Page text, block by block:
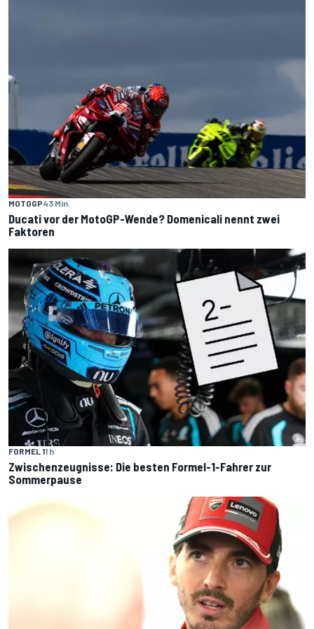
MOTOGP43 Min.
Ducati vor der MotoGP-Wende? Domenicali nennt zwei
Faktoren
FORMEL 11 h
Zwischenzeugnisse: Die besten Formel-1-Fahrer zur
Sommerpause